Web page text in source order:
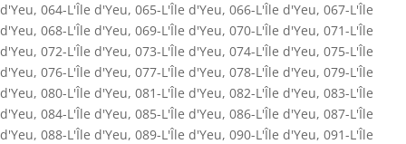
d'Yeu, 064-L'Île d'Yeu, 065-L'Île d'Yeu, 066-L'Île d'Yeu, 067-L'Île
d'Yeu, 068-L'Île d'Yeu, 069-L'Île d'Yeu, 070-L'Île d'Yeu, 071-L'Île
d'Yeu, 072-L'Île d'Yeu, 073-L'Île d'Yeu, 074-L'Île d'Yeu, 075-L'Île
d'Yeu, 076-L'Île d'Yeu, 077-L'Île d'Yeu, 078-L'Île d'Yeu, 079-L'Île
d'Yeu, 080-L'Île d'Yeu, 081-L'Île d'Yeu, 082-L'Île d'Yeu, 083-L'Île
d'Yeu, 084-L'Île d'Yeu, 085-L'Île d'Yeu, 086-L'Île d'Yeu, 087-L'Île
d'Yeu, 088-L'Île d'Yeu, 089-L'Île d'Yeu, 090-L'Île d'Yeu, 091-L'Île